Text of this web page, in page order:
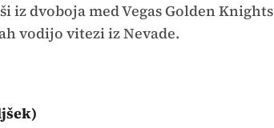
iz dvoboja med Vegas Golden Knights
vodijo vitezi iz Nevade.